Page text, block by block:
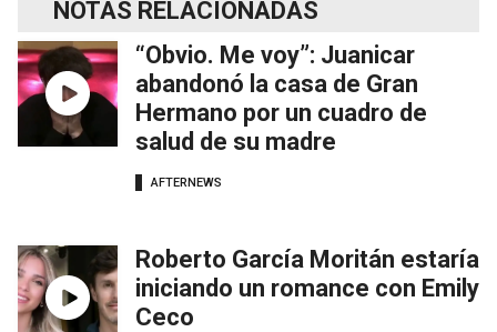
NOTAS RELACIONADAS
“Obvio. Me voy”: Juanicar
abandonó la casa de Gran
Hermano por un cuadro de
salud de su madre
AFTERNEWS
Roberto García Moritán estaría
iniciando un romance con Emily
Ceco